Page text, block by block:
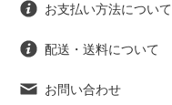
お支払い方法について
配送・送料について
お問い合わせ